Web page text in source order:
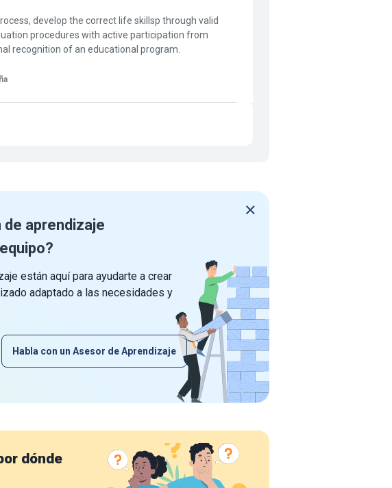
develop the correct life skillsp through valid
procedures with active participation from
recognition of an educational program.
de aprendizaje
están aquí para ayudarte a crear
adaptado a las necesidades y
Habla con un Asesor de Aprendizaje
dónde